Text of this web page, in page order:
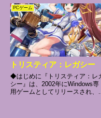
PCゲーム
トリスティア：レガシー
◆はじめに『トリスティア：レ
シー』は、2002年にWindows専
用ゲームとしてリリースされ、人